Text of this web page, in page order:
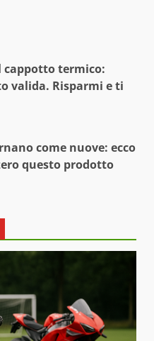
cappotto termico:
valida. Risparmi e ti
come nuove: ecco
questo prodotto